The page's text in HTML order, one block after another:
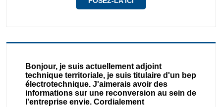
Bonjour, je suis actuellement adjoint
technique territoriale, je suis titulaire d'un bep
électrotechnique. J'aimerais avoir des
informations sur une reconversion au sein de
l'entreprise envie. Cordialement